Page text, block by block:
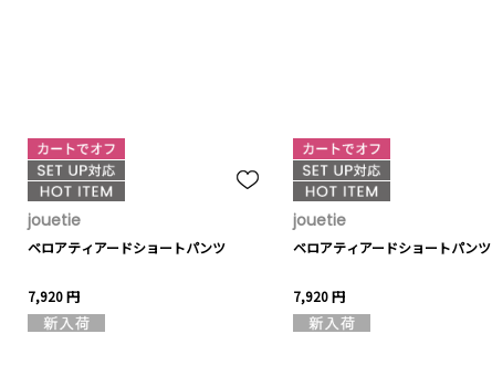
jouetie
ベロアティアードショートパンツ
7,920 円
jouetie
ベロアティアードショートパンツ
7,920 円